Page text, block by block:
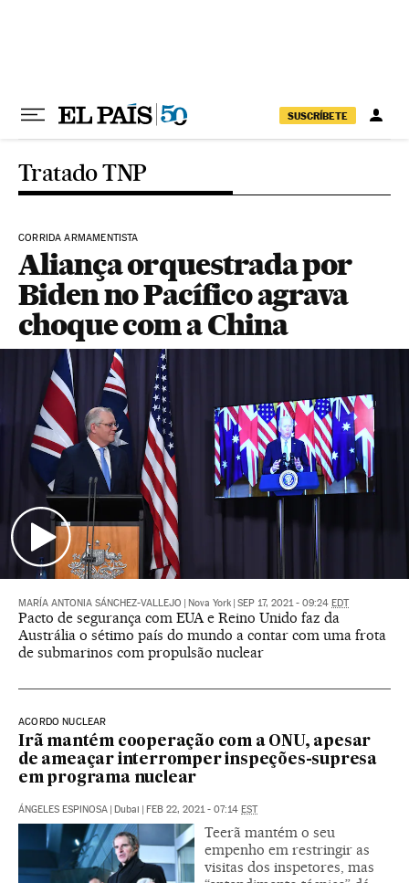
SUSCRÍBETE
Tratado TNP
CORRIDA ARMAMENTISTA
Aliança orquestrada por
Biden no Pacífico agrava
choque com a China
MARÍA ANTONIA SÁNCHEZ-VALLEJO Nova York SEP 17, 2021 - 09:24 EDT
Pacto de segurança com EUA e Reino Unido faz da
Austrália o sétimo país do mundo a contar com uma frota
de submarinos com propulsão nuclear
ACORDO NUCLEAR
Irã mantém cooperação com a ONU, apesar
de ameaçar interromper inspeções-supresa
em programa nuclear
ÁNGELES ESPINOSA Dubai FEB 22, 2021 - 07:14 EST
Teerã mantém o seu
empenho em restringir as
visitas dos inspetores, mas